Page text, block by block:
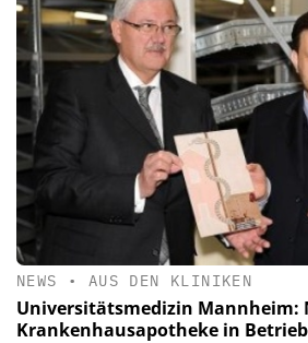
NEWS • AUS DEN KLINIKEN
Universitätsmedizin Mannheim:
Krankenhausapotheke in